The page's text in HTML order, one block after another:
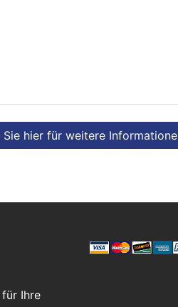
Sie hier für weitere
Ihre